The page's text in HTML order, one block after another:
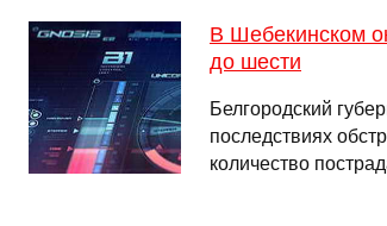
В Шебекинском
до шести
Белгородский
последствиях
количество